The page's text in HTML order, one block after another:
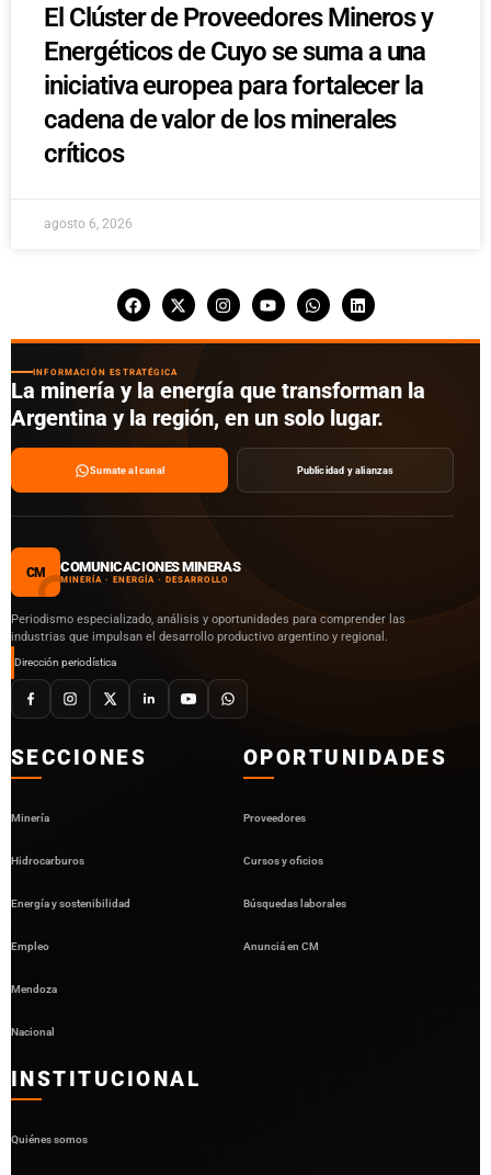
El Clúster de Proveedores Mineros y
Energéticos de Cuyo se suma a una
iniciativa europea para fortalecer la
cadena de valor de los minerales
críticos
agosto 6, 2026
INFORMACIÓN ESTRATÉGICA
La minería y la energía que transforman la
Argentina y la región, en un solo lugar.
Sumate al canal Publicidad y alianzas
CM COMUNICACIONES MINERAS
MINERÍA · ENERGÍA · DESARROLLO
Periodismo especializado, análisis y oportunidades para comprender las
industrias que impulsan el desarrollo productivo argentino y regional.
Dirección periodística
SECCIONES
Minería
Hidrocarburos
Energía y sostenibilidad
Empleo
Mendoza
Nacional
OPORTUNIDADES
Proveedores
Cursos y oficios
Búsquedas laborales
Anunciá en CM
INSTITUCIONAL
Quiénes somos